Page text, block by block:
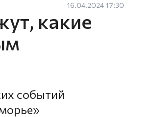
16.04.2024 17:30
какие
событий